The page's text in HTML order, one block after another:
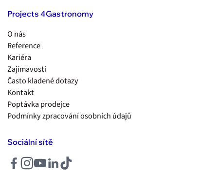
Projects 4Gastronomy
O nás
Reference
Kariéra
Zajímavosti
Často kladené dotazy
Kontakt
Poptávka prodejce
Podmínky zpracování osobních údajů
Sociální sítě